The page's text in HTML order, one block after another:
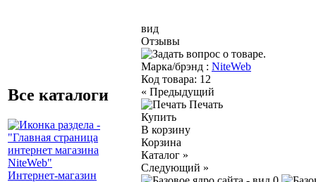
Все каталоги
Интернет-магазин
вид
Отзывы
Марка/брэнд : NiteWeb
Код товара: 12
« Предыдущий
Печать
Купить
В корзину
Корзина
Каталог »
Следующий »